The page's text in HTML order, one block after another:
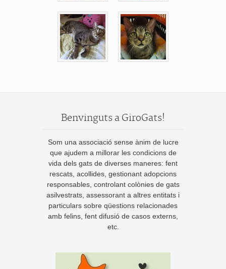
Benvinguts a GiroGats!
Som una associació sense ànim de lucre
que ajudem a millorar les condicions de
vida dels gats de diverses maneres: fent
rescats, acollides, gestionant adopcions
responsables, controlant colònies de gats
asilvestrats, assessorant a altres entitats i
particulars sobre qüestions relacionades
amb felins, fent difusió de casos externs,
etc.